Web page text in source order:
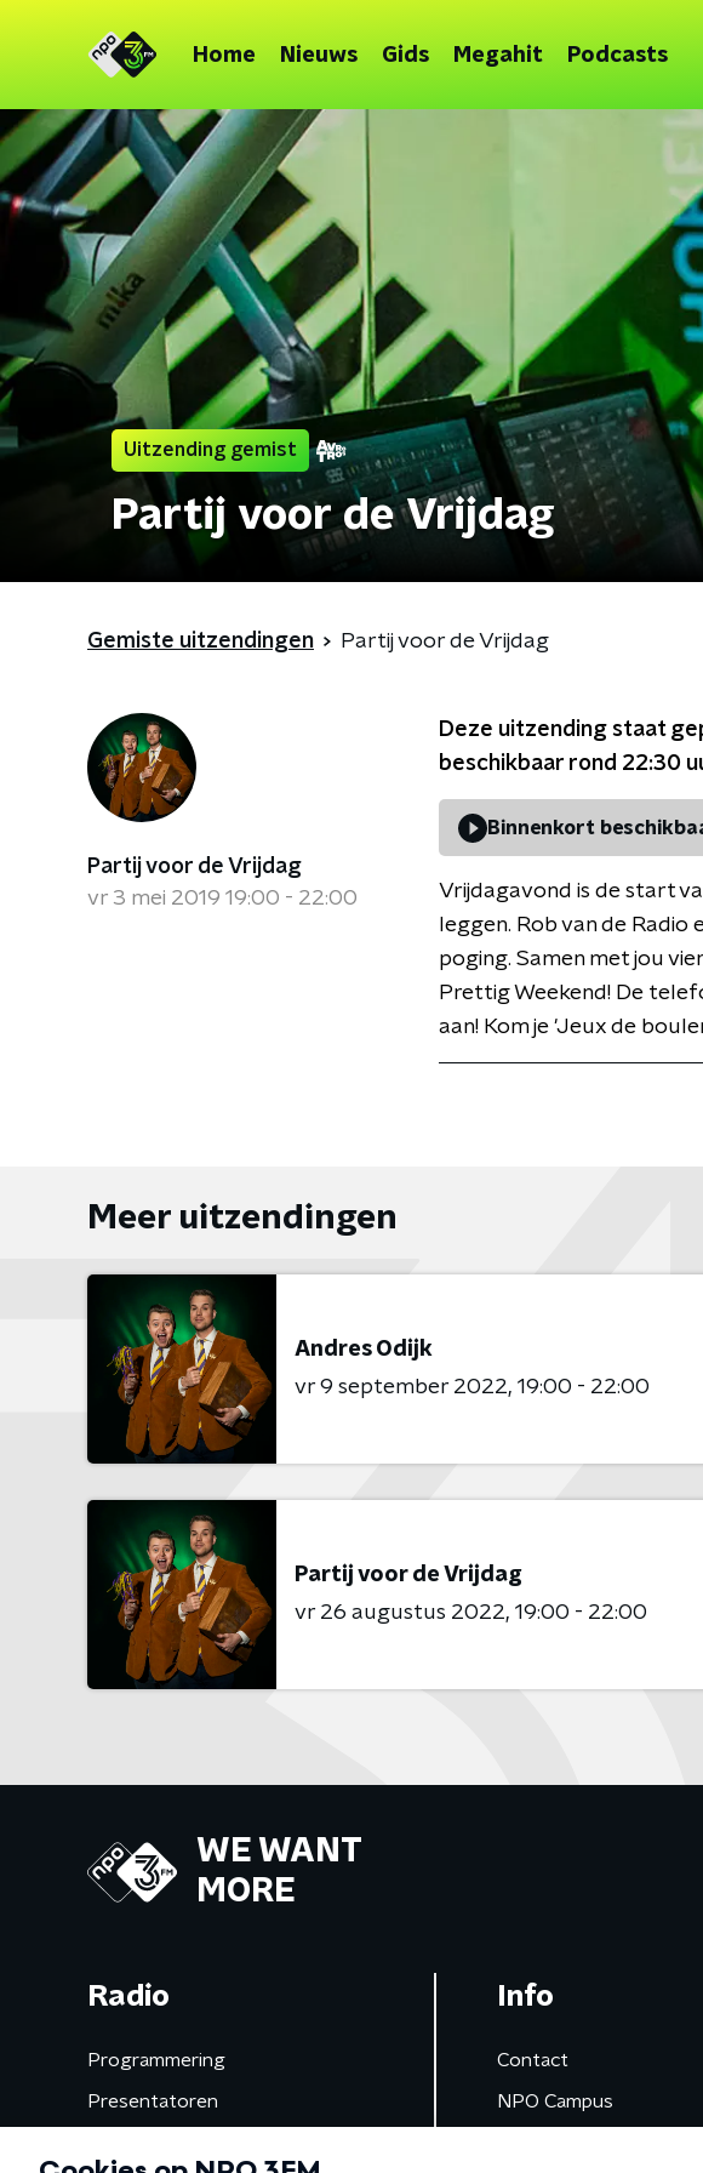
Home Nieuws Gids Megahit Podcasts
Uitzending gemist
Partij voor de Vrijdag
Gemiste uitzendingen Partij voor de Vrijdag
Partij voor de Vrijdag
vr 3 mei 2019 19:00 - 22:00
Deze uitzending staat
beschikbaar rond 22:30
Binnenkort
Vrijdagavond is de start
leggen. Rob van de Radio
poging. Samen met jou
Prettig Weekend! De
aan! Kom je 'Jeux de
Meer uitzendingen
Andres Odijk
vr 9 september 2022 19:00 - 22:00
Partij voor de Vrijdag
vr 26 augustus 2022 19:00 - 22:00
WE WANT
MORE
Radio
Programmering
Presentatoren
Info
Contact
NPO Campus